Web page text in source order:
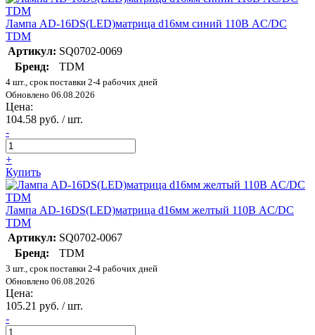
Лампа AD-16DS(LED)матрица d16мм синий 110В AC/DC
TDM
Артикул: SQ0702-0069
Бренд:
TDM
4 шт., срок поставки 2-4 рабочих дней
Обновлено 06.08.2026
Цена:
104.58 руб. / шт.
-
+
Купить
Лампа AD-16DS(LED)матрица d16мм желтый 110В AC/DC
TDM
Артикул: SQ0702-0067
Бренд:
TDM
3 шт., срок поставки 2-4 рабочих дней
Обновлено 06.08.2026
Цена:
105.21 руб. / шт.
-